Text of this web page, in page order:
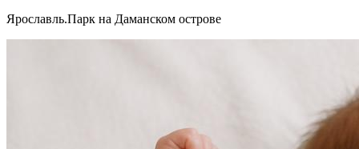
Ярославль.Парк на Даманском острове